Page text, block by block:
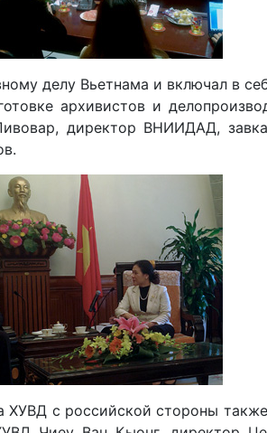
делу Вьетнама и включал в
архивистов и
директор ВНИИДАД,
с российской стороны